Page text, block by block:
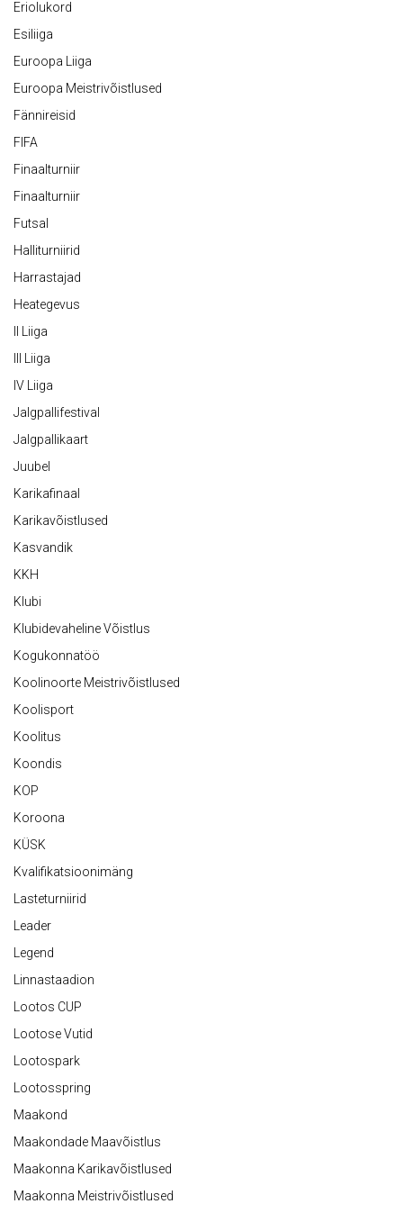
Eriolukord
Esiliiga
Euroopa Liiga
Euroopa Meistrivõistlused
Fännireisid
FIFA
Finaalturniir
Finaalturniir
Futsal
Halliturniirid
Harrastajad
Heategevus
II Liiga
III Liiga
IV Liiga
Jalgpallifestival
Jalgpallikaart
Juubel
Karikafinaal
Karikavõistlused
Kasvandik
KKH
Klubi
Klubidevaheline Võistlus
Kogukonnatöö
Koolinoorte Meistrivõistlused
Koolisport
Koolitus
Koondis
KOP
Koroona
KÜSK
Kvalifikatsioonimäng
Lasteturniirid
Leader
Legend
Linnastaadion
Lootos CUP
Lootose Vutid
Lootospark
Lootosspring
Maakond
Maakondade Maavõistlus
Maakonna Karikavõistlused
Maakonna Meistrivõistlused